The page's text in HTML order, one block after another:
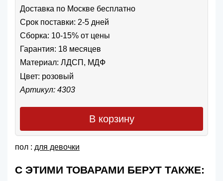
Доставка по Москве бесплатно
Срок поставки: 2-5 дней
Сборка: 10-15% от цены
Гарантия: 18 месяцев
Материал: ЛДСП, МДФ
Цвет: розовый
Артикул: 4303
В корзину
пол : для девочки
С ЭТИМИ ТОВАРАМИ БЕРУТ ТАКЖЕ: